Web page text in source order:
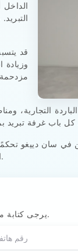
قد
سان دييغو
الأنظف، واستقرار التبريد الأقوى على تقليل مخاطر المنتجات مع تحسين أداء غرفة التبريد اليومي.
يرجى كتابة متطلباتك وملء النموذج للاتصال بنا.